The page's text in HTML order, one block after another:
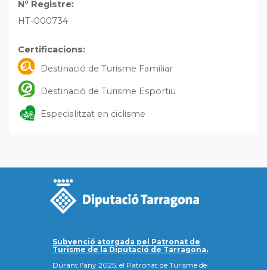
Nº Registre:
HT-000734
Certificacions:
Destinació de Turisme Familiar
Destinació de Turisme Esportiu
Especialitzat en ciclisme
Subvenció atorgada pel Patronat de
Turisme de la Diputació de Tarragona.
Durant l'any 2025, el Patronat de Turisme de